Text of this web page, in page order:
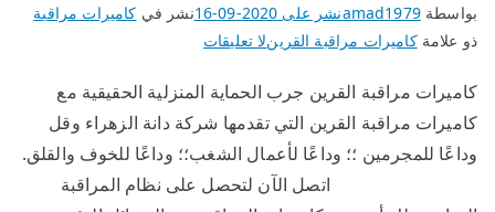
بواسطةamad1979نشر على 2020-09-16 نشر في كاميرات مراقبة
ذو علامةكاميرات مراقبة القرينلا تعليقات
كاميرات مراقبة القرين جرب الحماية المنزلية الحقيقية مع
كاميرات مراقبة القرين التي تقدمها شركة دانة الزهراء وقل
وداعًا للمجرمين ؛؛ وداعًا لأعمال الشغب؛؛ وداعًا للخوف والقلق.
اتصل الآن لتحصل على نظام المراقبة